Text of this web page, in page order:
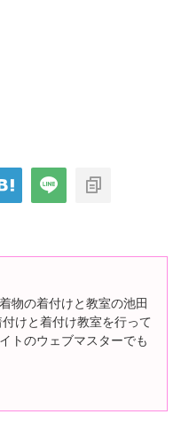
物の着付けと教室の池田
けと着付け教室を行って
トのウェブマスターでも